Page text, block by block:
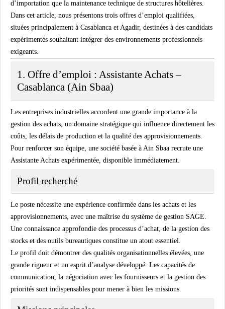
d’importation que la maintenance technique de structures hôtelières.
Dans cet article, nous présentons trois offres d’emploi qualifiées,
situées principalement à Casablanca et Agadir, destinées à des candidats
expérimentés souhaitant intégrer des environnements professionnels
exigeants.
1. Offre d’emploi : Assistante Achats –
Casablanca (Ain Sbaa)
Les entreprises industrielles accordent une grande importance à la
gestion des achats, un domaine stratégique qui influence directement les
coûts, les délais de production et la qualité des approvisionnements.
Pour renforcer son équipe, une société basée à Ain Sbaa recrute une
Assistante Achats expérimentée, disponible immédiatement.
Profil recherché
Le poste nécessite une expérience confirmée dans les achats et les
approvisionnements, avec une maîtrise du système de gestion SAGE.
Une connaissance approfondie des processus d’achat, de la gestion des
stocks et des outils bureautiques constitue un atout essentiel.
Le profil doit démontrer des qualités organisationnelles élevées, une
grande rigueur et un esprit d’analyse développé. Les capacités de
communication, la négociation avec les fournisseurs et la gestion des
priorités sont indispensables pour mener à bien les missions.